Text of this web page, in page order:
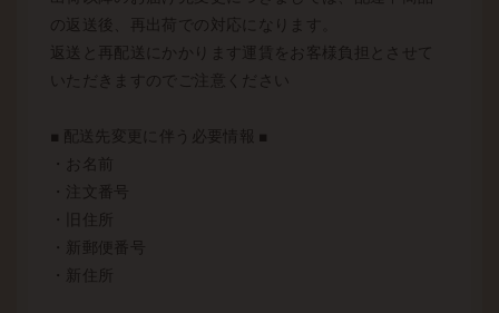
の返送後、再出荷での対応になります。
返送と再配送にかかります運賃をお客様負担とさせて
いただきますのでご注意ください
■ 配送先変更に伴う必要情報 ■
・お名前
・注文番号
・旧住所
・新郵便番号
・新住所